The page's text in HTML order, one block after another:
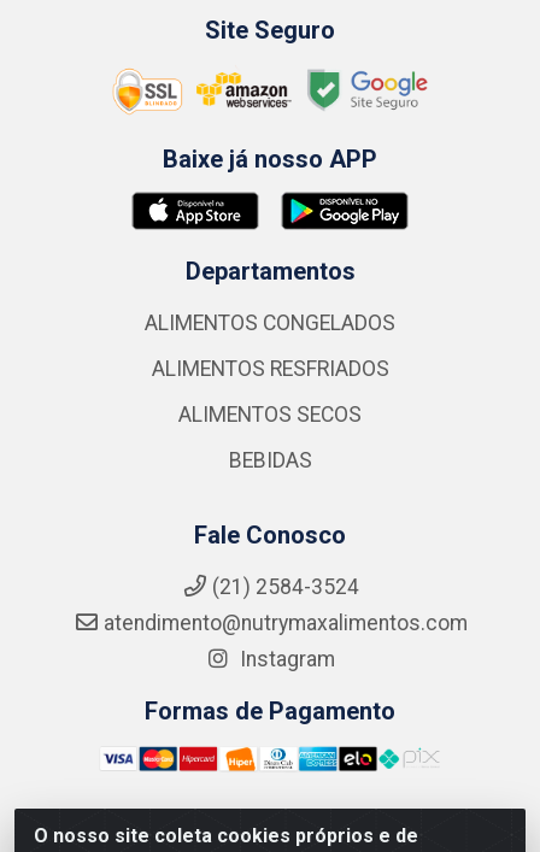
O nosso site coleta cookies próprios e de
Site Seguro
Baixe já nosso APP
Departamentos
ALIMENTOS CONGELADOS
ALIMENTOS RESFRIADOS
ALIMENTOS SECOS
BEBIDAS
Fale Conosco
(21) 2584-3524
atendimento@nutrymaxalimentos.com
Instagram
Formas de Pagamento